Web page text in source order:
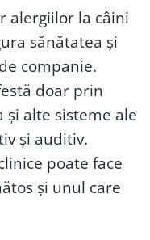
alergiilor la câini
sănătatea și
companie.
doar prin
alte sisteme ale
și auditiv.
poate face
și unul care